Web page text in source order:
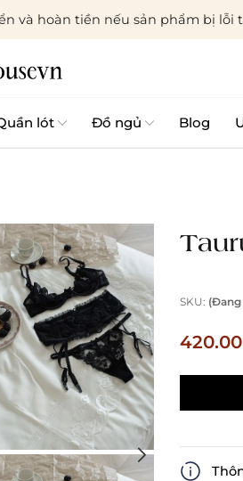
và hoàn tiền nếu sản phẩm bị lỗi
lót Đồ ngủ Blog
SKU: (Đang